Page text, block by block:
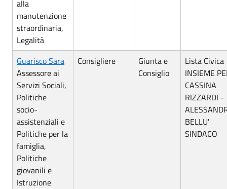
alla
manutenzione
straordinaria,
Legalità
Guarisco Sara
Assessore ai
Servizi Sociali,
Politiche
socio-
assistenziali e
Politiche per la
famiglia,
Politiche
giovanili e
Istruzione
Consigliere
Giunta e
Consiglio
Lista Civica
INSIEME
CASSINA
RIZZARDI -
BELLU'
SINDACO